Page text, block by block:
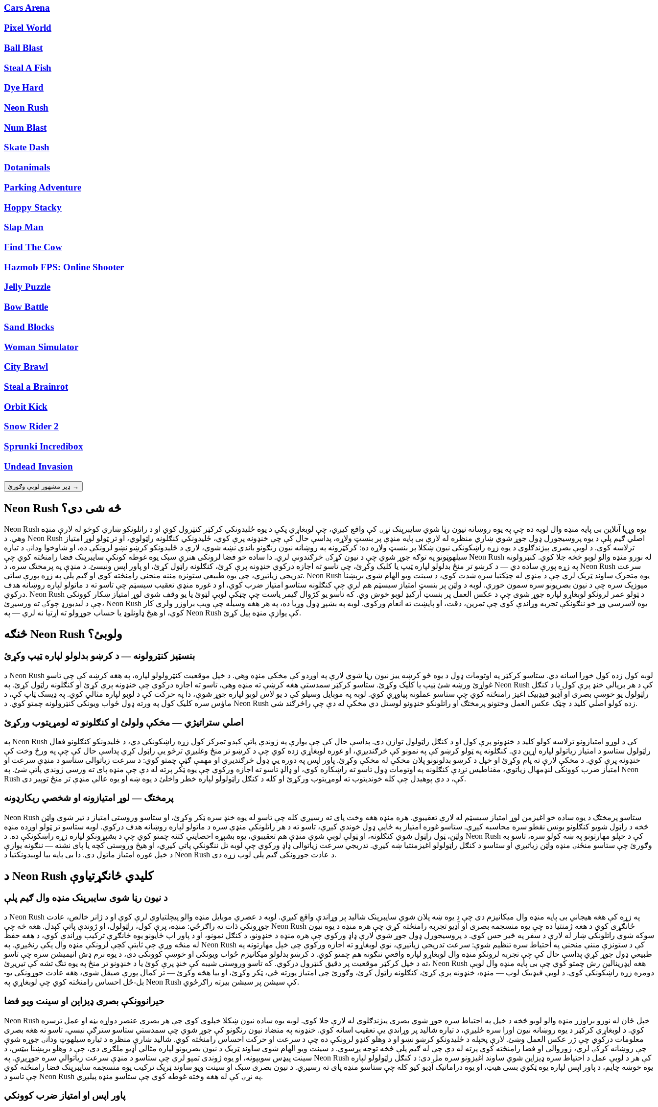
Cars Arena
Pixel World
Ball Blast
Steal A Fish
Dye Hard
Neon Rush
Num Blast
Skate Dash
Dotanimals
Parking Adventure
Hoppy Stacky
Slap Man
Find The Cow
Hazmob FPS: Online Shooter
Jelly Puzzle
Bow Battle
Sand Blocks
Woman Simulator
City Brawl
Steal a Brainrot
Orbit Kick
Snow Rider 2
Sprunki Incredibox
Undead Invasion
ډیر مشهور لوبې وګورئ →
Neon Rush څه شی دی؟
Neon Rush یوه وړیا آنلاین بی پایه منډه وال لوبه ده چې په یوه روښانه نیون رڼا شوي سایبرپنک نړۍ کې واقع کیږي، چې لوبغاړي پکې د یوه ځلیدونکي کرکټر کنټرول کوي او د راتلونکو ښاري کوڅو له لارې منډه
وهي. د Neon Rush اصلي ګیم پلې د یوه پروسیجورل ډول جوړ شوي ښاري منظره له لارې بی پایه منډې پر بنسټ ولاړه، پداسې حال کې چې خنډونه پرې کوي، ځلیدونکي کنګلونه راټولوي، او تر ټولو لوړ امتیاز
ترلاسه کوي. د لوبې بصری پیژندګلوي د یوه زړه راښکونکي نیون ښکلا پر بنسټ ولاړه ده: کرکټرونه په روښانه نیون رنګونو باندې نښه شوي، لارې د ځلیدونکو کرښو نښو لرونکې ده، او شاوخوا ودانۍ د تیاره
سیلهوټونو په توګه جوړ شوي چې د نیون کړکۍ څرګندونې لري. دا ساده خو فضا لرونکی هنري سبک یوه غوطه کونکې سایبرپنک فضا رامنځته کوي چې Neon Rush له نورو منډه والو لوبو څخه جلا کوي. کنټرولونه
په زړه پورې ساده دي — د کرښو تر منځ بدلولو لپاره ټیپ یا کلیک وکړئ، چې تاسو ته اجازه درکوي خنډونه پرې کړئ، کنګلونه راټول کړئ، او پاور اپس ونیسئ. د منډې په پرمختګ سره، د Neon Rush سرعت
تدریجي زیاتیږي، چې یوه طبیعي ستونزه مننه منحني رامنځته کوي او ګیم پلې په زړه پورې ساتي. Neon Rush یوه متحرک ساوند ټریک لري چې د منډې له چټکتیا سره شدت کوي، د سینت ویو الهام شوي برېښنا
میوزیک سره چې د نیون بصریونو سره سمون خوري. لوبه د واټن پر بنسټ امتیاز سیسټم هم لري چې کنګلونه ستاسو امتیاز ضرب کوي، او د غوره منډې تعقیب سیسټم چې تاسو ته د ماتولو لپاره روښانه هدف
درکوي. Neon Rush د ټولو عمر لرونکو لوبغاړو لپاره جوړ شوی چې د عکس العمل پر بنسټ آرکیډ لوبو خوښ وي. که تاسو یو کژوال ګیمر یاست چې چټکې لوبې لټوئ یا یو وقف شوی لوړ امتیاز ښکار کوونکی
چې د لیدبورډ چوکۍ ته ورسیږئ، Neon Rush یوه لاسرسي وړ خو ننګونکې تجربه وړاندې کوي چې تمرین، دقت، او پایښت ته انعام ورکوي. لوبه په بشپړ ډول وړیا ده، په هر هغه وسیله چې ویب براوزر ولري کار
کوي، او هیڅ ډاونلوډ یا حساب جوړولو ته اړتیا نه لري — په Neon Rush کې یوازې منډه پیل کړئ.
څنګه Neon Rush ولوبئ؟
بنسټیز کنټرولونه — د کرښو بدلولو لپاره ټیپ وکړئ
د Neon Rush لوبه کول زده کول خورا اسانه دي. ستاسو کرکټر په اوتومات ډول د یوه څو کرښه ییز نیون رڼا شوي لارې په اوږدو کې مخکې منډه وهي. د خپل موقعیت کنټرولولو لپاره، په هغه کرښه کې چې تاسو
غواړئ ورښه شئ ټیپ یا کلیک وکړئ. ستاسو کرکټر سمدستي هغه کرښې ته منډه وهي، تاسو ته اجازه درکوي چې خنډونه پرې کړئ او کنګلونه راټول کړئ. په Neon Rush کې د هر بریالي خنډ پرې کول یا د کنګل
راټولول یو خوښې بصری او آډیو فیډبیک اغیز رامنځته کوي چې ستاسو عملونه پیاوړي کوي. لوبه په موبایل وسیلو کې د یو لاس لوبو لپاره جوړ شوې، دا په حرکت کې د لوبو لپاره مثالي کوي. په ډیسک ټاپ کې، د
ماؤس سره کلیک کول په ورته ډول ځواب ویونکي کنټرولونه چمتو کوي. د Neon Rush زده کولو اصلي کلید د چټک عکس العمل وختونو پرمختګ او راتلونکو خنډونو لوستل دي مخکې له دې چې راڅرګند شي.
اصلي ستراتیژي — مخکې ولولئ او کنګلونو ته لومړیتوب ورکړئ
په Neon Rush کې د لوړو امتیازونو ترلاسه کولو کلید د خنډونو پرې کول او د کنګل راټولول توازن دی. پداسې حال کې چې یوازې په ژوندې پاتې کېدو تمرکز کول زړه راښکونکي دي، د ځلیدونکو کنګلونو فعال
راټولول ستاسو د امتیاز زیاتولو لپاره اړین دي. کنګلونه په ټولو کرښو کې په نمونو کې څرګندیږي، او غوره لوبغاړي زده کوي چې د کرښو تر منځ وغليږي ترڅو یې راټول کړي پداسې حال کې چې په ورځ وخت کې
خنډونه پرې کوي. د مخکې لارې ته پام وکړئ او خپل د کرښو بدلونونو پلان مخکې له مخکې وکړئ. پاور اپس په دوره یي ډول څرګندیږي او مهمې ګټې چمتو کوي: د سرعت زیاتوالی ستاسو د منډې سرعت او
امتیاز ضرب کوونکی لنډمهال زیاتوي، مقناطیس نږدې کنګلونه په اوتومات ډول تاسو ته راښکاره کوي، او ډالډ تاسو ته اجازه ورکوي چې یوه ټکر پرته له دې چې منډه پای ته ورسي ژوندي پاتې شئ. په Neon
Rush کې، د دې پوهیدل چې کله خونديتوب ته لومړیتوب ورکړئ او کله د کنګل راټولولو لپاره خطر واخلئ د یوه ښه او یوه عالي منډې تر منځ توپیر دی.
پرمختګ — لوړ امتیازونه او شخصي ریکارډونه
Neon Rush ستاسو پرمختګ د یوه ساده خو اغیزمن لوړ امتیاز سیسټم له لارې تعقیبوي. هره منډه هغه وخت پای ته رسیږي کله چې تاسو له یوه خنډ سره ټکر وکړئ، او ستاسو وروستی امتیاز د تیر شوي واټن
څخه د راټول شویو کنګلونو بونس نقطو سره محاسبه کیږي. ستاسو غوره امتیاز په ځایي ډول خوندي کیږي، تاسو ته د هر راتلونکي منډې سره د ماتولو لپاره روښانه هدف درکوي. لوبه ستاسو تر ټولو اوږده منډه
واټن، ټول راټول شوي کنګلونه، او ټولې لوبې شوي منډې هم تعقیبوي، یوه بشپړه احصایتي کتنه چمتو کوي چې د بشپړونکو لپاره زړه راښکونکې ده. د Neon Rush کې د خپلو مهارتونو په ښه کولو سره، تاسو به
وګورئ چې ستاسو منځنۍ منډه واټن زیاتیږي او ستاسو د کنګل راټولولو اغیزمنتیا ښه کیږي. تدریجي سرعت زیاتوالی ډاډ ورکوي چې لوبه تل ننګونکې پاتې کیږي، او هیڅ وروستی کچه یا پای نشته — ننګونه یوازې
د خپل غوره امتیاز ماتول دي. دا بی پایه بیا لوبېدونکتیا د Neon Rush د عادت جوړونکي ګیم پلې لوپ زړه دی.
د Neon Rush کلیدي ځانګړتیاوې
د نیون رڼا شوی سایبرپنک منډه وال ګیم پلې
د Neon Rush په زړه کې هغه هیجاني بی پایه منډه وال میکانیزم دی چې د یوه ښه پلان شوي سایبرپنک شالید پر وړاندې واقع کیږي. لوبه د عصري موبایل منډه والو پیچلتیاوې لرې کوي او د ژانر خالص، عادت
جوړونکي ذات ته راګرځي: منډه، پرې کول، راټولول، او ژوندې پاتې کېدل. هغه څه چې Neon Rush ځانګړی کوي د هغه ژمنتیا ده چې یوه منسجمه بصری او آډیو تجربه رامنځته کړي چې هره منډه د یوه نیون
سوکه شوي راتلونکي ښار له لارې د سفر په څیر حس کوي. د پروسیجورل ډول جوړ شوي لارې ډاډ ورکوي چې هره منډه د خنډونو، د کنګل نمونو، او د پاور اپ ځایونو یوه ځانګړې ترکیب وړاندې کوي، د هغه حفظ
له منځه وړي چې ثابتې کچې لرونکي منډه وال پکې رنځیږي. په Neon Rush کې د ستونزې مننې منحني په احتیاط سره تنظیم شوې: سرعت تدریجي زیاتیږي، نوي لوبغاړو ته اجازه ورکوي چې خپل مهارتونه په
طبیعي ډول جوړ کړي پداسې حال کې چې تجربه لرونکو منډه وال لوبغاړو لپاره واقعي ننګونه هم چمتو کوي. د کرښو بدلولو میکانیزم ځواب ویونکی او خوښې کوونکی دی، د یوه نرم ډش انیمیشن سره چې تاسو
ته د خپل کرکټر موقعیت پر دقیق کنټرول درکوي. که تاسو وروستی شیبه کې خنډ پرې کوئ یا د خنډونو تر منځ په یوه تنګ تشه کې تیریږئ، Neon Rush هغه ایډرینالین رش چمتو کوي چې بی پایه منډه وال لوبې
دومره زړه راښکونکې کوي. د لوبې فیډبیک لوپ — منډه، خنډونه پرې کړئ، کنګلونه راټول کړئ، وګورئ چې امتیاز پورته ځي، ټکر وکړئ، او بیا هڅه وکړئ — تر کمال پورې صیقل شوی، هغه عادت جوړونکی یو-
بل-ځل احساس رامنځته کوي چې لوبغاړي په Neon Rush کې سیشن پر سیشن بیرته راګرځوي.
حیرانوونکې بصری ډیزاین او سینت ویو فضا
Neon Rush خپل ځان له نورو براوزر منډه والو لوبو څخه د خپل په احتیاط سره جوړ شوي بصری پیژندګلوي له لارې جلا کوي. لوبه یوه ساده نیون ښکلا خپلوي کوي چې هر بصری عنصر دواړه بڼه او عمل ترسره
کوي. د لوبغاړي کرکټر د یوه روښانه نیون اورا سره ځليږي، د تیاره شالید پر وړاندې یې تعقیب اسانه کوي. خنډونه په متضاد نیون رنګونو کې جوړ شوي چې سمدستي ستاسو سترګې نیسي، تاسو ته هغه بصری
معلومات درکوي چې ژر عکس العمل وښئ. لارې پخپله د ځلیدونکو کرښو نښو او د وهلو کنډو لرونکې ده چې د سرعت او حرکت احساس رامنځته کوي. شالید ښاري منظره د تیاره سیلهوټ ودانۍ جوړه شوې
چې روښانه کړکۍ لري، ژوروالی او فضا رامنځته کوي پرته له دې چې له ګیم پلې څخه توجه پړسوي. د سینت ویو الهام شوی ساوند ټریک د نیون بصریونو لپاره مثالي آډیو ملګری دی، چې د وهلو برېښنا بیټس، د
سینت پیډس سویپونه، او یوه ژوندی تمپو لري چې ستاسو د منډې سرعت زیاتوالي سره جوړیږي. په Neon Rush کې هر د لوبې عمل د احتیاط سره ډیزاین شوي ساوند اغیزونو سره مل دی: د کنګل راټولولو لپاره
یوه خوښه چایم، د پاور اپس لپاره یوه ټکوي بسی هیټ، او یوه دراماتیک آډیو کیو کله چې ستاسو منډه پای ته رسیږي. د نیون بصری سبک او سینت ویو ساوند ټریک ترکیب یوه منسجمه سایبرپنک فضا رامنځته کوي
چې تاسو د Neon Rush په نړۍ کې له هغه وخته غوطه کوي چې ستاسو منډه پیلیږي.
پاور اپس او امتیاز ضرب کوونکي